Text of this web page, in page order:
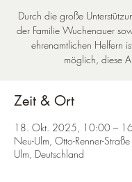
Durch die große
der Familie Wuchenauer
ehrenamtlichen Helfern
möglich, diese
Zeit & Ort
18. Okt. 2025, 10:00 –
Neu-Ulm, Otto-Renner-
Ulm, Deutschland